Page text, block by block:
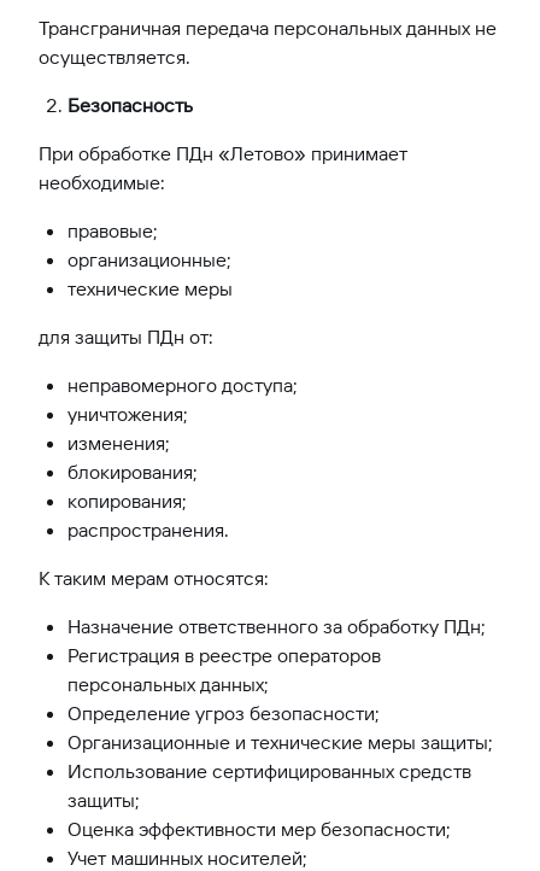
Трансграничная передача персональных данных не
осуществляется.
Безопасность
При обработке ПДн «Летово» принимает
необходимые:
правовые;
организационные;
технические меры
для защиты ПДн от:
неправомерного доступа;
уничтожения;
изменения;
блокирования;
копирования;
распространения.
К таким мерам относятся:
Назначение ответственного за обработку ПДн;
Регистрация в реестре операторов
персональных данных;
Определение угроз безопасности;
Организационные и технические меры защиты;
Использование сертифицированных средств
защиты;
Оценка эффективности мер безопасности;
Учет машинных носителей;